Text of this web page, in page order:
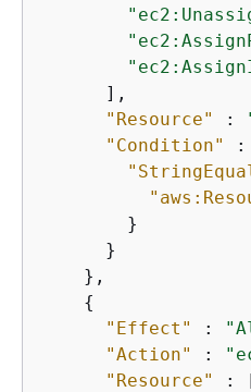
      ],
"Resource"
:
"Condition"
:
        }
      }
    },
{
"Effect"
:
"Action"
:
"Resource"
: